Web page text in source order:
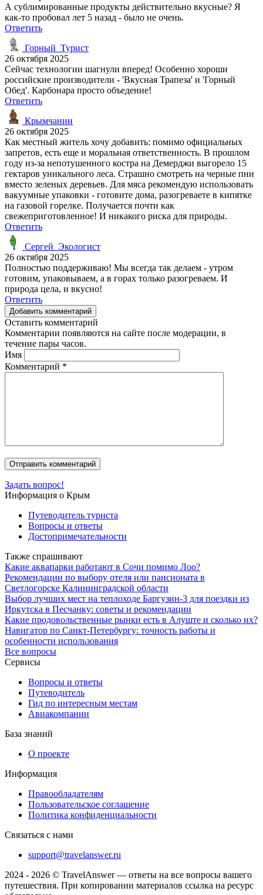
А сублимированные продукты действительно вкусные? Я
как-то пробовал лет 5 назад - было не очень.
Ответить
Горный_Турист
26 октября 2025
Сейчас технологии шагнули вперед! Особенно хороши
российские производители - 'Вкусная Трапеза' и 'Горный
Обед'. Карбонара просто объедение!
Ответить
Крымчанин
26 октября 2025
Как местный житель хочу добавить: помимо официальных
запретов, есть еще и моральная ответственность. В прошлом
году из-за непотушенного костра на Демерджи выгорело 15
гектаров уникального леса. Страшно смотреть на черные пни
вместо зеленых деревьев. Для мяса рекомендую использовать
вакуумные упаковки - готовите дома, разогреваете в кипятке
на газовой горелке. Получается почти как
свежеприготовленное! И никакого риска для природы.
Ответить
Сергей_Экологист
26 октября 2025
Полностью поддерживаю! Мы всегда так делаем - утром
готовим, упаковываем, а в горах только разогреваем. И
природа цела, и вкусно!
Ответить
Добавить комментарий
Оставить комментарий
Комментарии появляются на сайте после модерации, в
течение пары часов.
Имя
Комментарий *
Задать вопрос!
Информация о Крым
Путеводитель туриста
Вопросы и ответы
Достопримечательности
Также спрашивают
Какие аквапарки работают в Сочи помимо Лоо?
Рекомендации по выбору отеля или пансионата в
Светлогорске Калининградской области
Выбор лучших мест на теплоходе Баргузин-3 для поездки из
Иркутска в Песчанку: советы и рекомендации
Какие продовольственные рынки есть в Алуште и сколько их?
Навигатор по Санкт-Петербургу: точность работы и
особенности использования
Все вопросы
Сервисы
Вопросы и ответы
Путеводитель
Гид по интересным местам
Авиакомпании
База знаний
О проекте
Информация
Правообладателям
Пользовательское соглашение
Политика конфиденциальности
Связаться с нами
support@travelanswer.ru
2024 - 2026 © TravelAnswer — ответы на все вопросы вашего
путешествия. При копировании материалов ссылка на ресурс